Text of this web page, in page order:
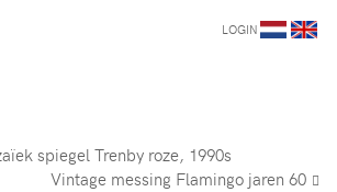
LOGIN
spiegel Trenby roze, 1990s
Vintage messing Flamingo jaren 60